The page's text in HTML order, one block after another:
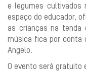
e legumes cultivados
espaço do educador,
as crianças na tenda
música fica por conta
Angelo.
O evento será gratuito